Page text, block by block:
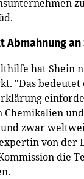
Abmahnung an
hat Shein
"Das
Chemikalien
zwar
von der
die